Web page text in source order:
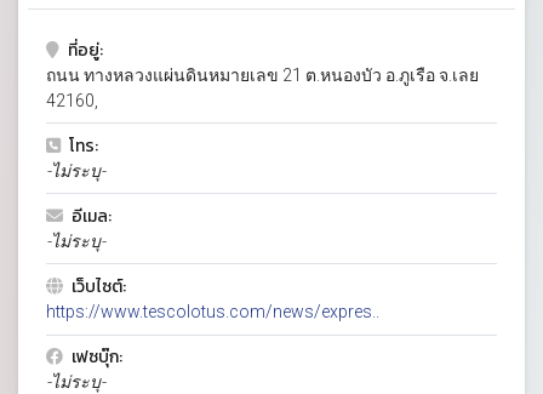
ที่อยู่:
ถนน ทางหลวงแผ่นดินหมายเลข 21 ต.หนองบัว อ.ภูเรือ จ.เลย
42160,
โทร:
-ไม่ระบุ-
อีเมล:
-ไม่ระบุ-
เว็บไซต์:
https://www.tescolotus.com/news/expres..
เฟซบุ๊ก:
-ไม่ระบุ-